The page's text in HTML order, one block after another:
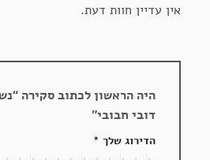
אין עדיין חוות דעת.
היה הראשון לכתוב סקירה
דובי חבובי”
הדירוג שלך *